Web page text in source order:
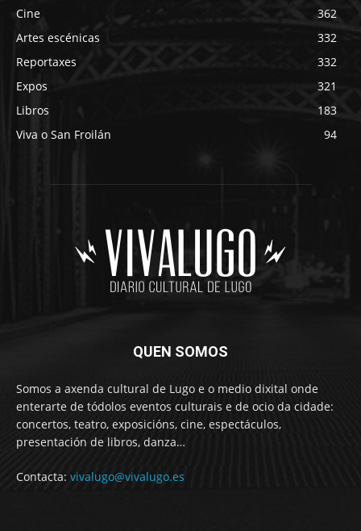
Cine
362
Artes escénicas
332
Reportaxes
332
Expos
321
Libros
183
Viva o San Froilán
94
QUEN SOMOS
Somos a axenda cultural de Lugo e o medio dixital onde
enterarte de tódolos eventos culturais e de ocio da cidade:
concertos, teatro, exposicións, cine, espectáculos,
presentación de libros, danza…
Contacta: vivalugo@vivalugo.es